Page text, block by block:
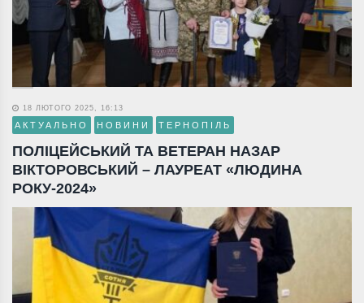
18 ЛЮТОГО 2025, 16:13
АКТУАЛЬНО НОВИНИ ТЕРНОПІЛЬ
ПОЛІЦЕЙСЬКИЙ ТА ВЕТЕРАН НАЗАР
ВІКТОРОВСЬКИЙ – ЛАУРЕАТ «ЛЮДИНА
РОКУ-2024»